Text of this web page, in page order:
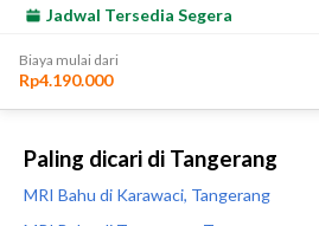
Paling dicari di Tangerang
MRI Bahu di Karawaci, Tangerang